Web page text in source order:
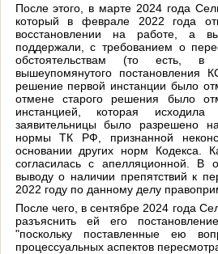
После этого, в марте 2024 года
который в феврале 2022 года
восстановлении на работе, а
поддержали, с требованием о
обстоятельствам (то есть,
вышеупомянутого
решение первой инстанции было
отмене старого решения было
инстанцией, которая
заявительницы было разрешено
нормы ТК РФ, признанной
основании других норм Кодекса.
согласилась с апелляционной.
выводу о наличии препятствий к
2022 году по данному делу
После чего, в сентябре 2024 года
разъяснить ей его
"поскольку поставленные ею
процессуальных аспектов